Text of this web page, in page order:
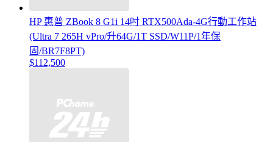
HP 惠普 ZBook 8 G1i 14吋 RTX500Ada-4G行動工作站
(Ultra 7 265H vPro/升64G/1T SSD/W11P/1年保
固/BR7F8PT)
$112,500